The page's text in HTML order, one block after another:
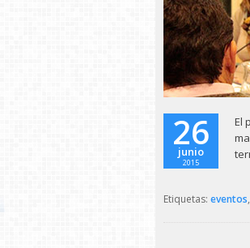
26
junio
2015
El
Etiquetas: eventos,